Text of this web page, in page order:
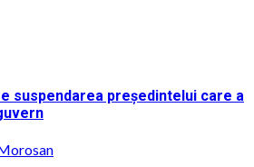
suspendarea președintelui care a